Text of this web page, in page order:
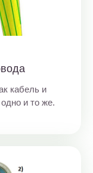
кабель и
и то же.